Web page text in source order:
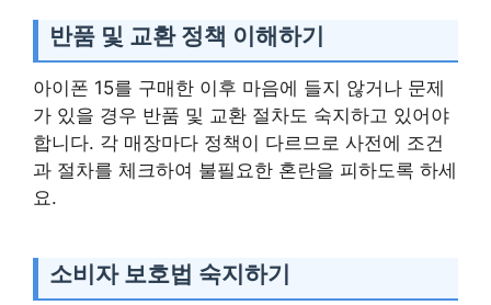
반품 및 교환 정책 이해하기
아이폰 15를 구매한 이후 마음에 들지 않거나 문제
가 있을 경우 반품 및 교환 절차도 숙지하고 있어야
합니다. 각 매장마다 정책이 다르므로 사전에 조건
과 절차를 체크하여 불필요한 혼란을 피하도록 하세
요.
소비자 보호법 숙지하기